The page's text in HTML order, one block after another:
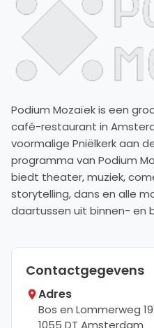
Podium Mozaïek is een
café-restaurant in
voormalige Pniëlkerk aan
programma van Podium
biedt theater, muziek,
storytelling, dans en alle
daartussen uit binnen- en
Contactgegevens
Adres
Bos en Lommerweg
1055 DT Amsterdam